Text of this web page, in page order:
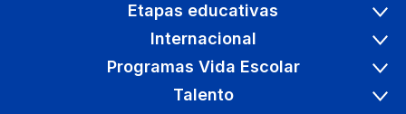
Etapas educativas
Internacional
Programas Vida Escolar
Talento